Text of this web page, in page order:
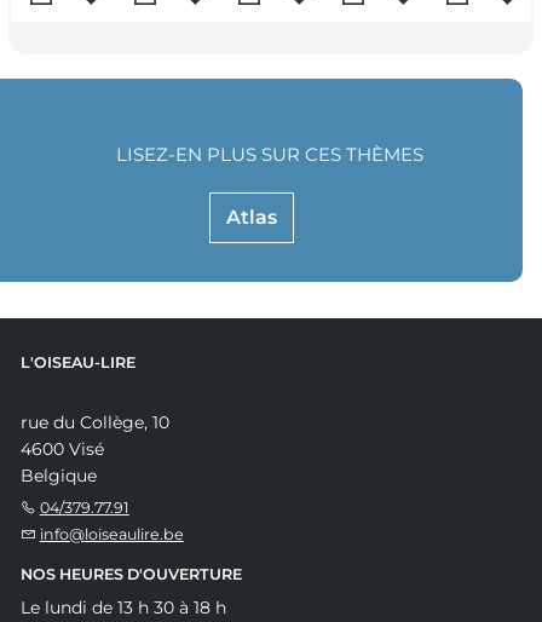
Atlas
LISEZ-EN PLUS SUR CES THÈMES
L'OISEAU-LIRE
rue du Collège, 10
4600 Visé
Belgique
04/379.77.91
info@loiseaulire.be
NOS HEURES D'OUVERTURE
Le lundi de 13 h 30 à 18 h